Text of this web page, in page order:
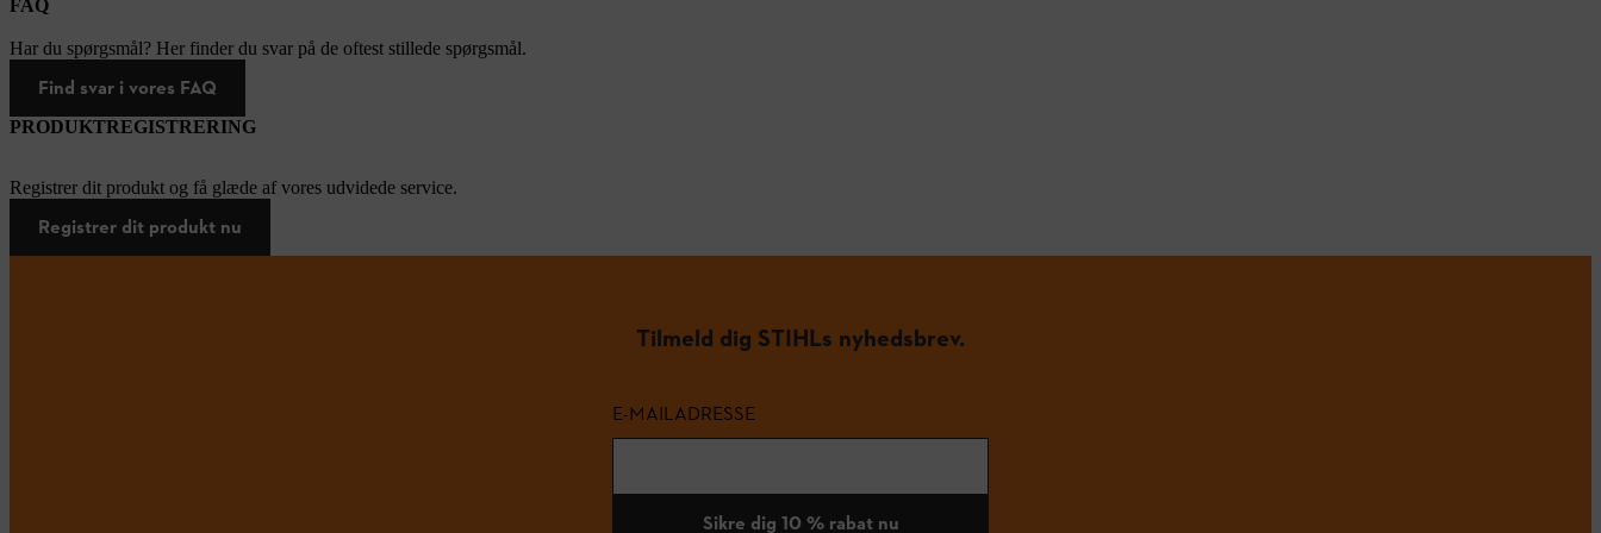
FAQ
Har du spørgsmål? Her finder du svar på de oftest stillede spørgsmål.
Find svar i vores FAQ
PRODUKTREGISTRERING
Registrer dit produkt og få glæde af vores udvidede service.
Registrer dit produkt nu
Tilmeld dig STIHLs nyhedsbrev.
E-MAILADRESSE
Sikre dig 10 % rabat nu